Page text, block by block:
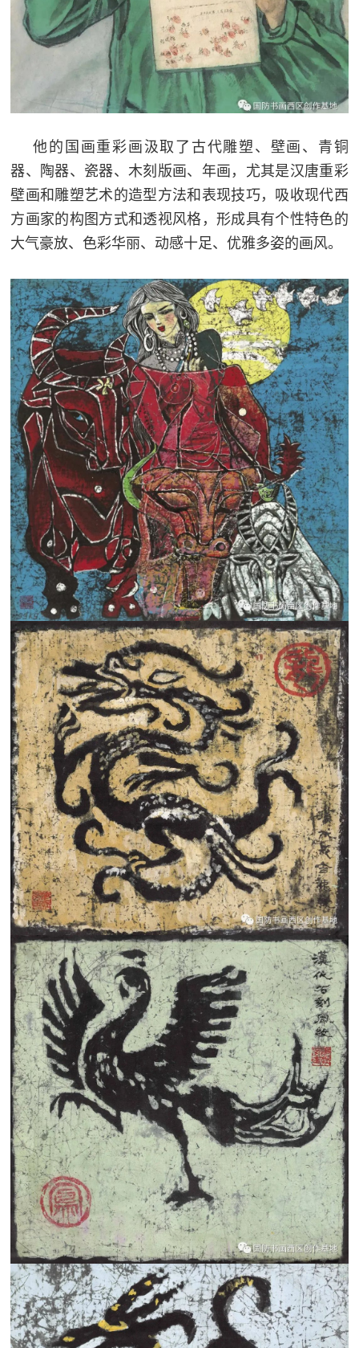
他的国画重彩画汲取了古代雕塑、壁画、青铜
器、陶器、瓷器、木刻版画、年画，尤其是汉唐重彩
壁画和雕塑艺术的造型方法和表现技巧，吸收现代西
方画家的构图方式和透视风格，形成具有个性特色的
大气豪放、色彩华丽、动感十足、优雅多姿的画风。